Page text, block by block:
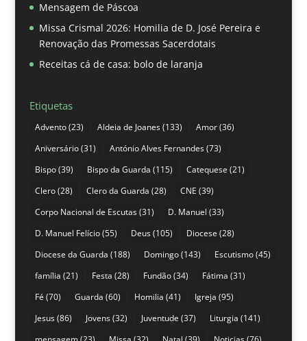
Mensagem de Páscoa
Missa Crismal 2026: Homilia de D. José Pereira e
Renovação das Promessas Sacerdotais
Receitas cá de casa: bolo de laranja
Etiquetas
Advento(23) Aldeia de Joanes(133) Amor(36)
Aniversário(31) António Alves Fernandes(73)
Bispo(39) Bispo da Guarda (115) Catequese (21)
Clero(28) Clero da Guarda (28) CNE (39)
Corpo Nacional de Escutas(31) D. Manuel (33)
D. Manuel Felício(55) Deus(105) Diocese (28)
Diocese da Guarda (188) Domingo(143) Escutismo(45)
família (21) Festa (28) Fundão(34) Fátima (31)
Fé (70) Guarda (60) Homilia (41) Igreja (95)
Jesus(86) Jovens(32) Juventude (37) Liturgia (141)